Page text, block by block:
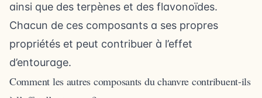
ainsi que des terpènes et des flavonoïdes.
Chacun de ces composants a ses propres
propriétés et peut contribuer à l’effet
d’entourage.
Comment les autres composants du chanvre contribuent-ils